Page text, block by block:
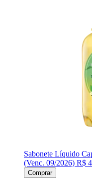
Sabonete Líquido
(Venc. 09/2026) R$
Comprar